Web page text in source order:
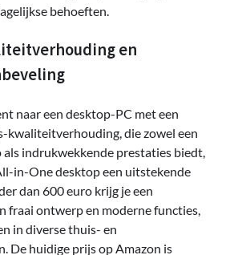
behoeften.
en
naar een desktop-PC met een
kwaliteitverhouding, die zowel een
indrukwekkende prestaties biedt,
in-One desktop een uitstekende
dan 600 euro krijg je een
fraai ontwerp en moderne functies,
in diverse thuis- en
De huidige prijs op Amazon is